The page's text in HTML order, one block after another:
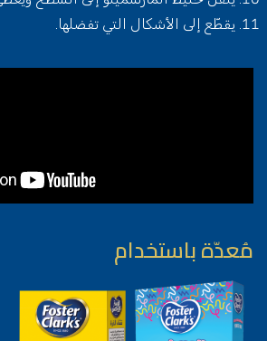
يقطّع إلى الأشكال التي تفضلها.
مُعدّة باستخدام